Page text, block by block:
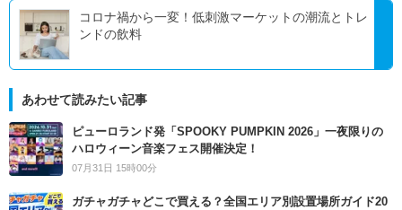
コロナ禍から一変！低刺激マーケットの潮流とトレ
ンドの飲料
あわせて読みたい記事
ピューロランド発「SPOOKY PUMPKIN 2026」一夜限りの
ハロウィーン音楽フェス開催決定！
07月31日 15時00分
ガチャガチャどこで買える？全国エリア別設置場所ガイド20